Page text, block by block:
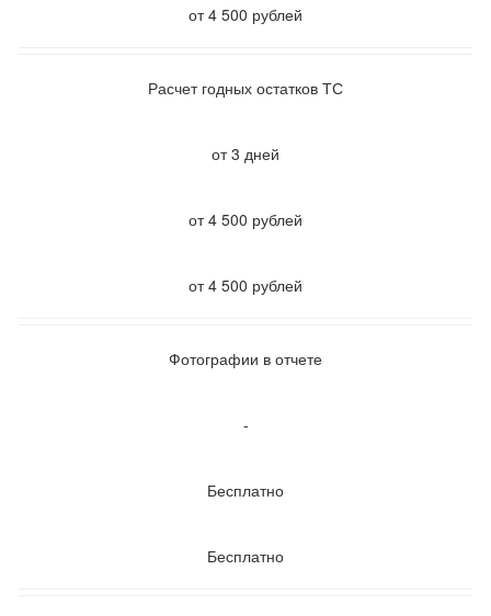
от 4 500 рублей
Расчет годных остатков ТС
от 3 дней
от 4 500 рублей
от 4 500 рублей
Фотографии в отчете
-
Бесплатно
Бесплатно